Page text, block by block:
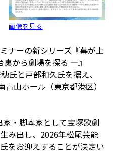
画像を見る
ナーの新シリーズ『幕が上
から劇場を探る ―』
氏と戸部和久氏を据え、
山ホール（東京都港区）
・脚本家として宝塚歌劇
み出し、2026年松尾芸能
をお迎えすることが決定い